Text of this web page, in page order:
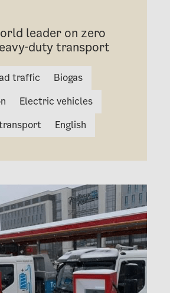
leader on zero
duty transport
traffic
Biogas
Electric vehicles
English